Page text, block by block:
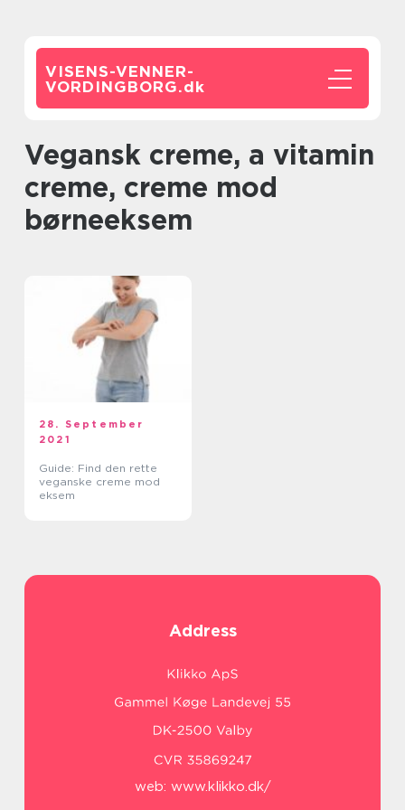
VISENS-VENNER-
VORDINGBORG.dk
vegansk creme, a vitamin
creme, creme mod
børneeksem
28. September
2021
Guide: Find den rette
veganske creme mod
eksem
Address
web: www.klikko.dk/